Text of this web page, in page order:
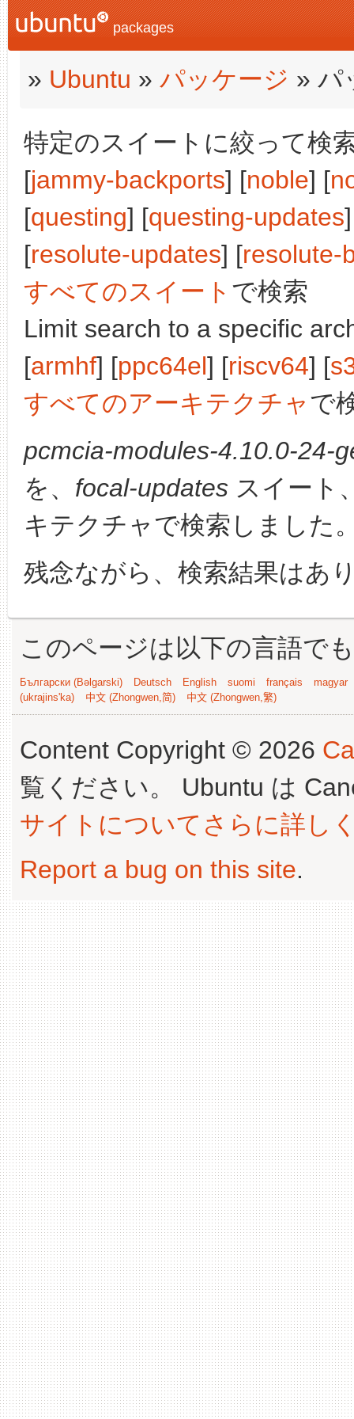
packages
» Ubuntu » パッケージ » パ
特定のスイートに絞って検
[jammy-backports] [noble] [
[questing] [questing-updates
[resolute-updates] [resolute-
すべてのスイート で検索
Limit search to a specific
[armhf] [ppc64el] [riscv64] [
すべてのアーキテクチャで
pcmcia-modules-4.10.0-24-
を、 focal-updates スイート
キテクチャで検索しました
残念ながら、検索結果はあ
このページは以下の言語で
Български (Bəlgarski) Deutsch English suomi français
magyar
(ukrajins'ka)
中文 (Zhongwen,简) 中文 (Zhongwen,繁)
Content Copyright © 2026
覧ください。 Ubuntu は
サイトについてさらに詳し
Report a bug on this site.